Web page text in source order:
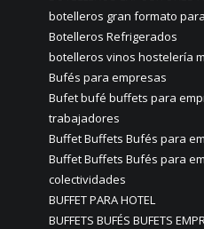
botelleros gran formato
Botelleros Refrigerados
botelleros vinos hostelería
Bufés para empresas
Bufet bufé buffets para
trabajadores
Buffet Buffets Bufés para
Buffet Buffets Bufés para
colectividades
BUFFET PARA HOTEL
BUFFETS BUFÉS BUFETS